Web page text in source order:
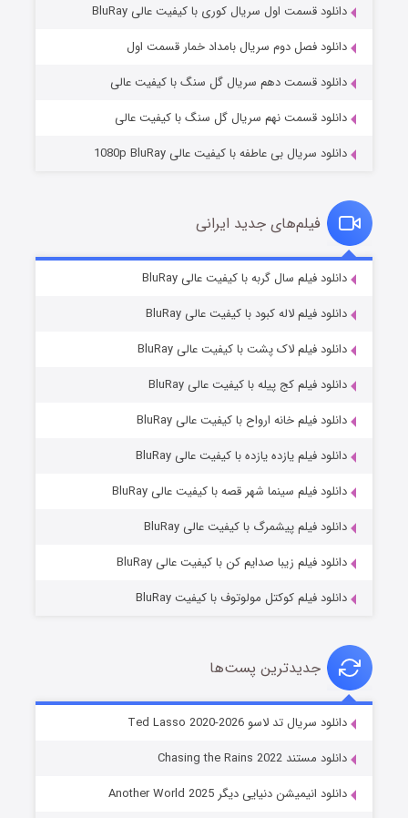
مردگان متحرک: شهر مرده ۳
قسمت۲ (زیرنویس) منتشر شد
قسمت۷ (زیرنویس) منتشر شد
خاندان اژدها فصل ۳
دانلود قسمت اول سریال کوری با کیفیت عالی BluRay
دانلود فصل دوم سریال بامداد خمار قسمت اول
دانلود قسمت دهم سریال گل سنگ با کیفیت عالی
دانلود قسمت نهم سریال گل سنگ با کیفیت عالی
دانلود سریال بی عاطفه با کیفیت عالی 1080p BluRay
فیلم‌های جدید ایرانی
دانلود فیلم سال گربه با کیفیت عالی BluRay
دانلود فیلم لاله کبود با کیفیت عالی BluRay
دانلود فیلم لاک پشت با کیفیت عالی BluRay
دانلود فیلم کج‌ پیله با کیفیت عالی BluRay
دانلود فیلم خانه ارواح با کیفیت عالی BluRay
دانلود فیلم یازده یازده با کیفیت عالی BluRay
دانلود فیلم سینما شهر قصه با کیفیت عالی BluRay
دانلود فیلم پیشمرگ با کیفیت عالی BluRay
دانلود فیلم زیبا صدایم کن با کیفیت عالی BluRay
دانلود فیلم کوکتل مولوتوف با کیفیت BluRay
جدیدترین پست‌ها
دانلود سریال تد لاسو Ted Lasso 2020-2026
دانلود مستند Chasing the Rains 2022
دانلود انیمیشن دنیایی دیگر Another World 2025